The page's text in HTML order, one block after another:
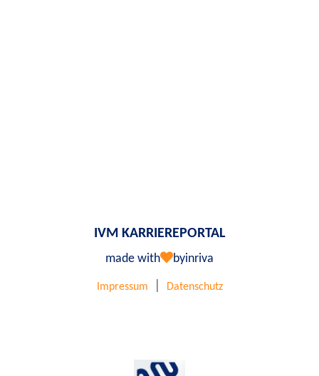
IVM KARRIEREPORTAL
made with byinriva
Impressum Datenschutz